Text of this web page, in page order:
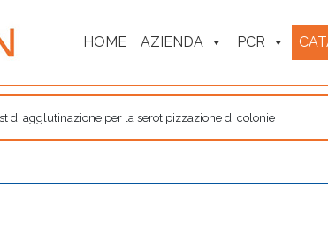
HOME AZIENDA PCR
di agglutinazione per la serotipizzazione di colonie